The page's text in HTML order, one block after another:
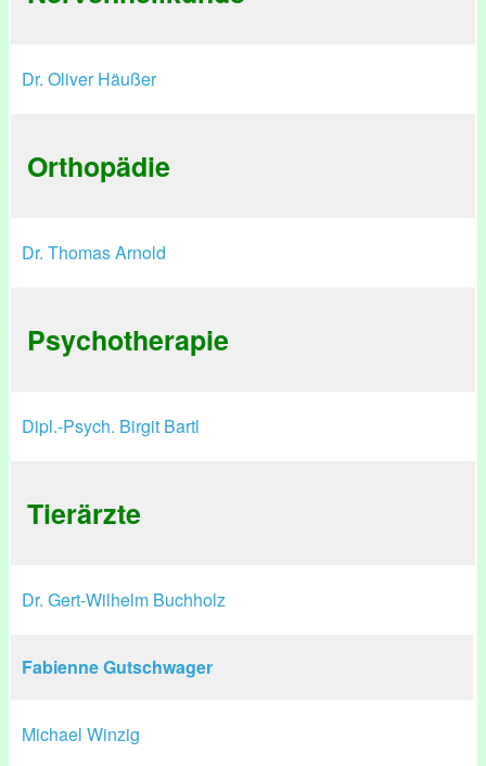
Dr. Oliver Häußer
Orthopädie
Dr. Thomas Arnold
Psychotherapie
Dipl.-Psych. Birgit Bartl
Tierärzte
Dr. Gert-Wilhelm Buchholz
Fabienne Gutschwager
Michael Winzig